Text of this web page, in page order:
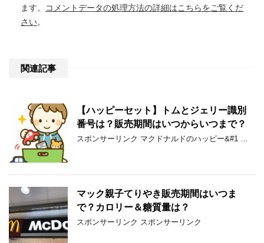
ます。
コメントデータの処理方法の詳細はこちらをご覧くだ
さい。
関連記事
【ハッピーセット】トムとジェリー識別
番号は？販売期間はいつからいつまで？
スポンサーリンク マクドナルドのハッピー&#1 …
マック親子てりやき販売期間はいつま
で？カロリー＆糖質量は？
スポンサーリンク スポンサーリンク